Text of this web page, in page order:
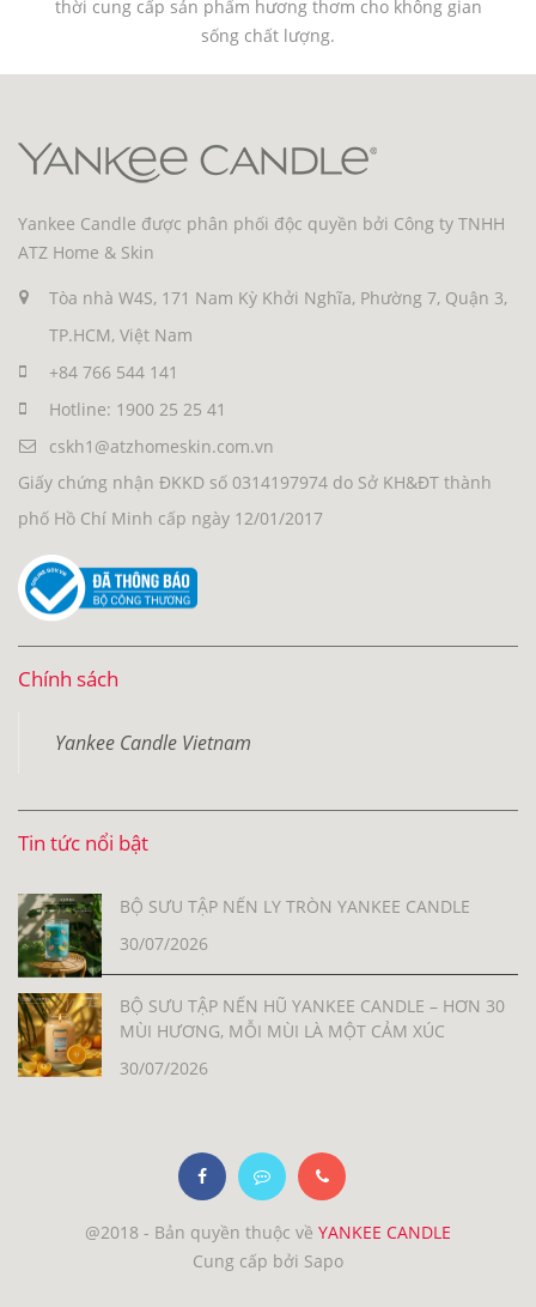
thời cung cấp sản phẩm hương thơm cho không gian
sống chất lượng.
Yankee Candle được phân phối độc quyền bởi Công ty TNHH
ATZ Home & Skin
Tòa nhà W4S, 171 Nam Kỳ Khởi Nghĩa, Phường 7, Quận 3,
TP.HCM, Việt Nam
+84 766 544 141
Hotline: 1900 25 25 41
cskh1@atzhomeskin.com.vn
Giấy chứng nhận ĐKKD số 0314197974 do Sở KH&ĐT thành
phố Hồ Chí Minh cấp ngày 12/01/2017
Chính sách
Yankee Candle Vietnam
Tin tức nổi bật
BỘ SƯU TẬP NẾN LY TRÒN YANKEE CANDLE
30/07/2026
BỘ SƯU TẬP NẾN HŨ YANKEE CANDLE – HƠN 30
MÙI HƯƠNG, MỖI MÙI LÀ MỘT CẢM XÚC
30/07/2026
@2018 - Bản quyền thuộc về YANKEE CANDLE
Cung cấp bởi Sapo